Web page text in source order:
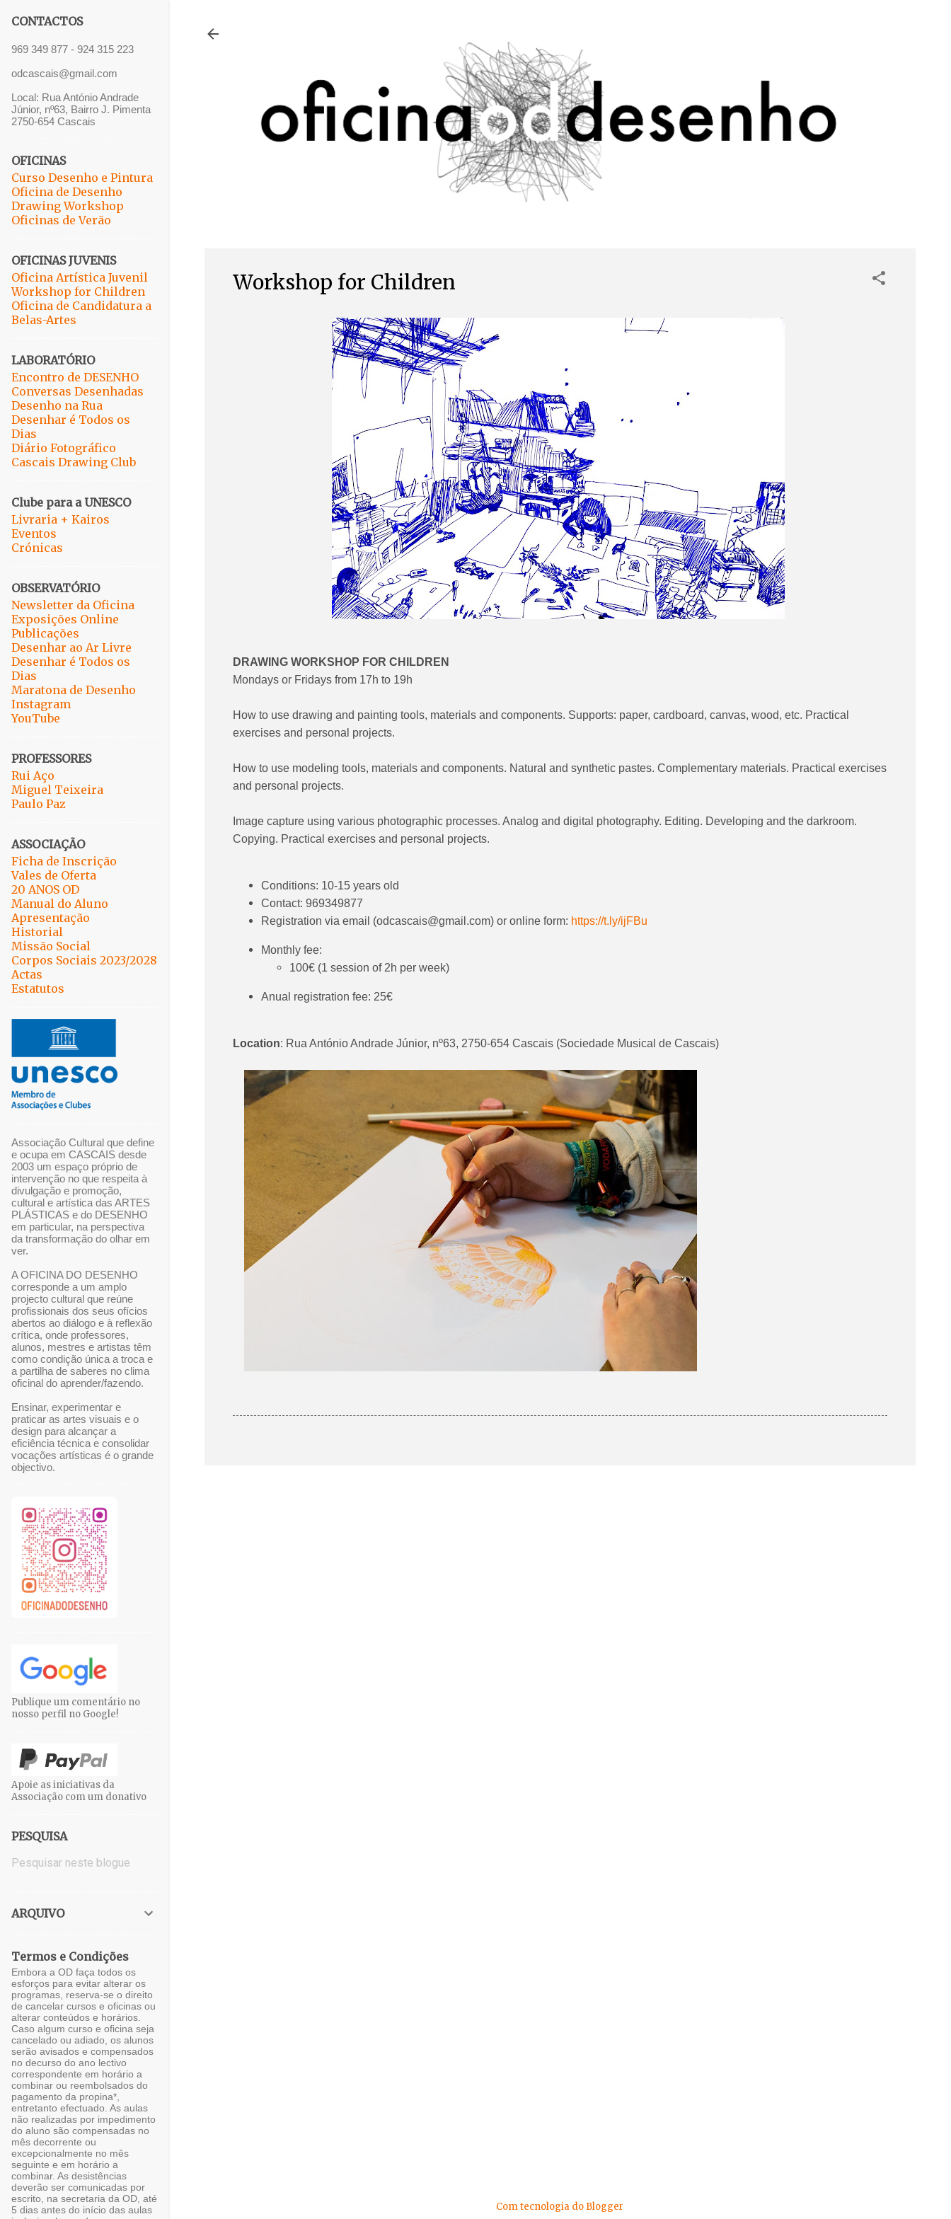
Workshop for Children
DRAWING WORKSHOP FOR CHILDREN
Mondays or Fridays from 17h to 19h
How to use drawing and painting tools, materials and components. Supports: paper, cardboard, canvas, wood, etc. Practical
exercises and personal projects.
How to use modeling tools, materials and components. Natural and synthetic pastes. Complementary materials. Practical exercises
and personal projects.
Image capture using various photographic processes. Analog and digital photography. Editing. Developing and the darkroom.
Copying. Practical exercises and personal projects.
Conditions: 10-15 years old
Contact: 969349877
Registration via email (odcascais@gmail.com) or online form: https://t.ly/ijFBu
Monthly fee:
100€ (1 session of 2h per week)
Anual registration fee: 25€
Location: Rua António Andrade Júnior, nº63, 2750-654 Cascais (Sociedade Musical de Cascais)
Com tecnologia do Blogger
CONTACTOS
969 349 877 - 924 315 223
odcascais@gmail.com
Local: Rua António Andrade
Júnior, nº63, Bairro J. Pimenta
2750-654 Cascais
OFICINAS
Curso Desenho e Pintura
Oficina de Desenho
Drawing Workshop
Oficinas de Verão
OFICINAS JUVENIS
Oficina Artística Juvenil
Workshop for Children
Oficina de Candidatura a
Belas-Artes
LABORATÓRIO
Encontro de DESENHO
Conversas Desenhadas
Desenho na Rua
Desenhar é Todos os
Dias
Diário Fotográfico
Cascais Drawing Club
Clube para a UNESCO
Livraria + Kairos
Eventos
Crónicas
OBSERVATÓRIO
Newsletter da Oficina
Exposições Online
Publicações
Desenhar ao Ar Livre
Desenhar é Todos os
Dias
Maratona de Desenho
Instagram
YouTube
PROFESSORES
Rui Aço
Miguel Teixeira
Paulo Paz
ASSOCIAÇÃO
Ficha de Inscrição
Vales de Oferta
20 ANOS OD
Manual do Aluno
Apresentação
Historial
Missão Social
Corpos Sociais 2023/2028
Actas
Estatutos
Associação Cultural que define
e ocupa em CASCAIS desde
2003 um espaço próprio de
intervenção no que respeita à
divulgação e promoção,
cultural e artística das ARTES
PLÁSTICAS e do DESENHO
em particular, na perspectiva
da transformação do olhar em
ver.
A OFICINA DO DESENHO
corresponde a um amplo
projecto cultural que reúne
profissionais dos seus ofícios
abertos ao diálogo e à reflexão
crítica, onde professores,
alunos, mestres e artistas têm
como condição única a troca e
a partilha de saberes no clima
oficinal do aprender/fazendo.
Ensinar, experimentar e
praticar as artes visuais e o
design para alcançar a
eficiência técnica e consolidar
vocações artísticas é o grande
objectivo.
Publique um comentário no
nosso perfil no Google!
Apoie as iniciativas da
Associação com um donativo
PESQUISA
ARQUIVO
Termos e Condições
Embora a OD faça todos os
esforços para evitar alterar os
programas, reserva-se o direito
de cancelar cursos e oficinas ou
alterar conteúdos e horários.
Caso algum curso e oficina seja
cancelado ou adiado, os alunos
serão avisados e compensados
no decurso do ano lectivo
correspondente em horário a
combinar ou reembolsados do
pagamento da propina*,
entretanto efectuado. As aulas
não realizadas por impedimento
do aluno são compensadas no
mês decorrente ou
excepcionalmente no mês
seguinte e em horário a
combinar. As desistências
deverão ser comunicadas por
escrito, na secretaria da OD, até
5 dias antes do início das aulas